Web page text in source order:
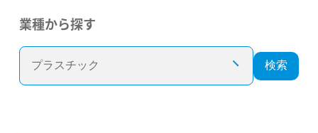
業種から探す
検索